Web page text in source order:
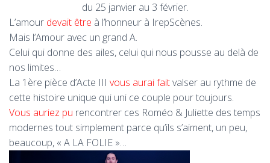
du 25 janvier au 3 février.
L’amour devait être à l’honneur à IrepScènes.
Mais l’Amour avec un grand A.
Celui qui donne des ailes, celui qui nous pousse au delà de
nos limites…
La 1ère pièce d’Acte III vous aurai faitvalser au rythme de
cette histoire unique qui uni ce couple pour toujours.
Vous auriez pu rencontrer ces Roméo & Juliette des temps
modernes tout simplement parce qu’ils s’aiment, un peu,
beaucoup, « A LA FOLIE »…